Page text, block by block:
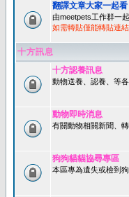
翻譯文章大家一起看
由meetpets工作群一
如需轉貼僅能轉貼連
十方訊息
十方認養訊息
動物送養、認養、等
動物即時消息
有關動物相關新聞、
狗狗貓貓協尋專區
本區專為遺失或檢到